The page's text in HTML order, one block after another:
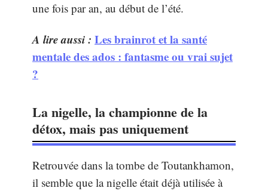
une fois par an, au début de l’été.
A lire aussi : Les brainrot et la santé
mentale des ados : fantasme ou vrai sujet
?
La nigelle, la championne de la
détox, mais pas uniquement
Retrouvée dans la tombe de Toutankhamon,
il semble que la nigelle était déjà utilisée à